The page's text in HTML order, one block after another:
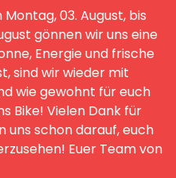
03. August, bis
gönnen wir uns eine
Energie und frische
sind wir wieder mit
wie gewohnt für euch
Bike! Vielen Dank für
uns schon darauf, euch
Euer Team von